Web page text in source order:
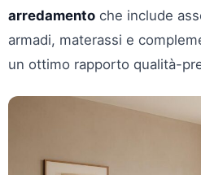
arredamento che include
armadi, materassi e
un ottimo rapporto qualità-